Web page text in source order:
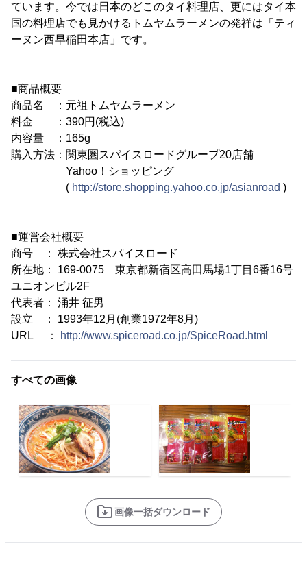
ています。今では日本のどこのタイ料理店、更にはタイ本
国の料理店でも見かけるトムヤムラーメンの発祥は「ティ
ーヌン西早稲田本店」です。
■商品概要
商品名 ：元祖トムヤムラーメン
料金 ：390円(税込)
内容量 ：165g
購入方法：関東圏スパイスロードグループ20店舗
Yahoo！ショッピング
( http://store.shopping.yahoo.co.jp/asianroad )
■運営会社概要
商号 ： 株式会社スパイスロード
所在地： 169-0075 東京都新宿区高田馬場1丁目6番16号
ユニオンビル2F
代表者： 涌井 征男
設立 ： 1993年12月(創業1972年8月)
URL ：
http://www.spiceroad.co.jp/SpiceRoad.html
すべての画像
画像一括ダウンロード